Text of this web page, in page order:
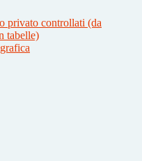
privato controllati (da
tabelle)